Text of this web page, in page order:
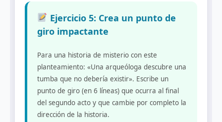
Ejercicio 5: Crea un punto de
giro impactante
Para una historia de misterio con este
planteamiento: «Una arqueóloga descubre una
tumba que no debería existir». Escribe un
punto de giro (en 6 líneas) que ocurra al final
del segundo acto y que cambie por completo la
dirección de la historia.